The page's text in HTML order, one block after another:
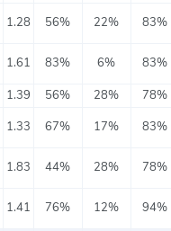
1.28 56% 22% 83%
1.61 83% 6% 83%
1.39 56% 28% 78%
1.33 67% 17% 83%
1.83 44% 28% 78%
1.41 76% 12% 94%